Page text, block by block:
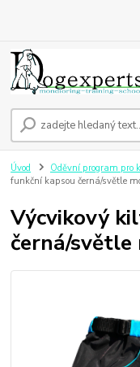
Úvod Oděvní program pro
funkční kapsou černá/světle
Výcvikový
černá/světle